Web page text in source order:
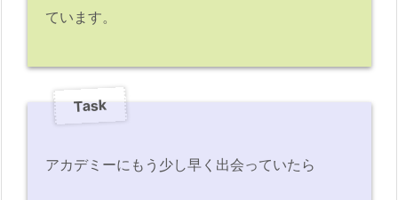
ています。
Task
アカデミーにもう少し早く出会っていたら